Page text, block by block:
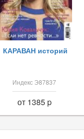
КАРАВАН историй
Индекс Э87837
от 1385 p